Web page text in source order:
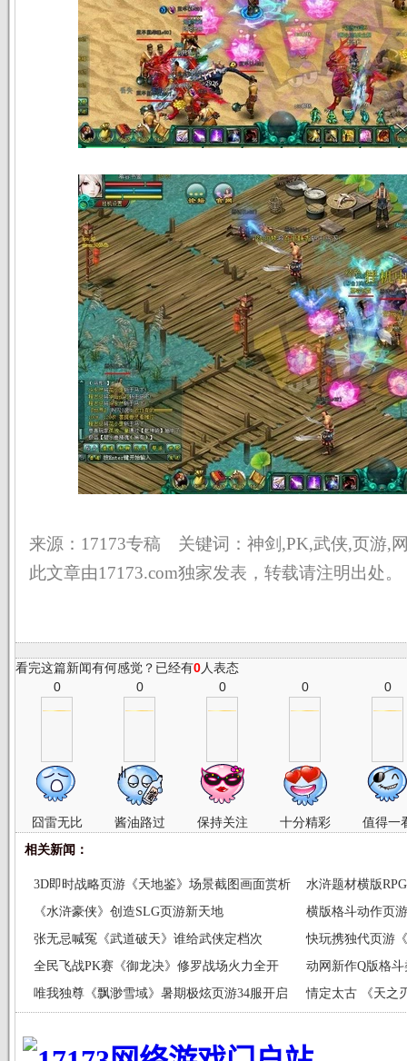
来源：17173专稿 关键词：神剑,PK,武侠,页游,
此文章由17173.com独家发表，转载请注明出处。
看完这篇新闻有何感觉？已经有0人表态
0
囧雷无比
0
酱油路过
0
保持关注
0
十分精彩
0
值得一
相关新闻：
3D即时战略页游《天地鉴》场景截图画面赏析
水浒题材横版
光
《水浒豪侠》创造SLG页游新天地
横版格斗动作页
张无忌喊冤《武道破天》谁给武侠定档次
快玩携独代页游
全民飞战PK赛《御龙决》修罗战场火力全开
动网新作Q版格
唯我独尊《飘渺雪域》暑期极炫页游34服开启
情定太古 《天之